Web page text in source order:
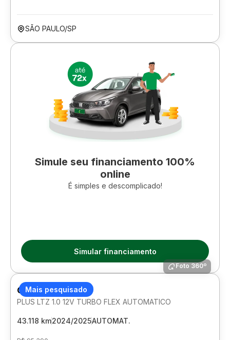
SÃO PAULO/SP
Simule seu financiamento 100%
online
É simples e descomplicado!
Simular financiamento
Mais pesquisado
Foto 360º
CHEVROLET ONIX
PLUS LTZ 1.0 12V TURBO FLEX AUTOMATICO
43.118 km2024/2025AUTOMAT.